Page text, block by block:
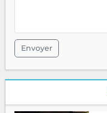
Envoyer